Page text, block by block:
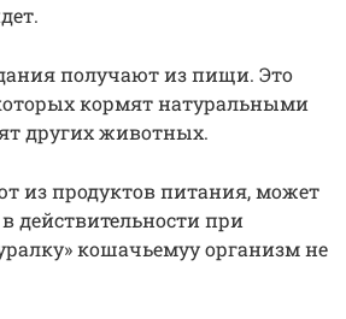
получают из пищи. Это
кормят натуральными
других животных.
из продуктов питания, может
действительности при
кошачьемуу организм не